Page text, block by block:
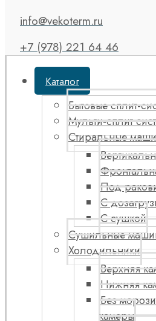
info@vekoterm.ru
+7 (978) 221 64 46
Каталог
Бытовые сплит-
Мульти-сплит
Стиральные
Под
С
С сушкой
Сушильные
Холодильники
Верхняя
Нижняя
Без
камеры